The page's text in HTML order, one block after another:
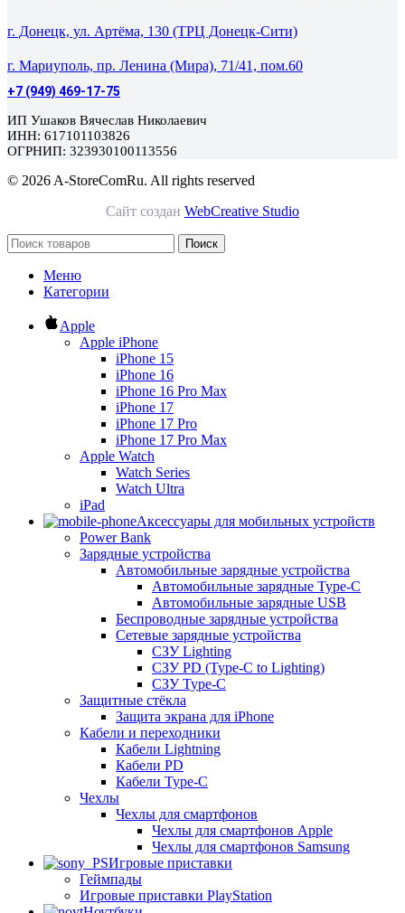
г. Донецк, ул. Артёма, 130 (ТРЦ Донецк-Сити)
г. Мариуполь, пр. Ленина (Мира), 71/41, пом.60
+7 (949) 469-17-75
ИП Ушаков Вячеслав Николаевич
ИНН: 617101103826
ОГРНИП: 323930100113556
© 2026 A-StoreComRu. All rights reserved
Сайт создан WebCreative Studio
Поиск
Меню
Категории
Apple
Apple iPhone
iPhone 15
iPhone 16
iPhone 16 Pro Max
iPhone 17
iPhone 17 Pro
iPhone 17 Pro Max
Apple Watch
Watch Series
Watch Ultra
iPad
Аксессуары для мобильных устройств
Power Bank
Зарядные устройства
Автомобильные зарядные устройства
Автомобильные зарядные Type-C
Автомобильные зарядные USB
Беспроводные зарядные устройства
Сетевые зарядные устройства
СЗУ Lighting
СЗУ PD (Type-C to Lighting)
СЗУ Type-C
Защитные стёкла
Защита экрана для iPhone
Кабели и переходники
Кабели Lightning
Кабели PD
Кабели Type-C
Чехлы
Чехлы для смартфонов
Чехлы для смартфонов Apple
Чехлы для смартфонов Samsung
Игровые приставки
Геймпады
Игровые приставки PlayStation